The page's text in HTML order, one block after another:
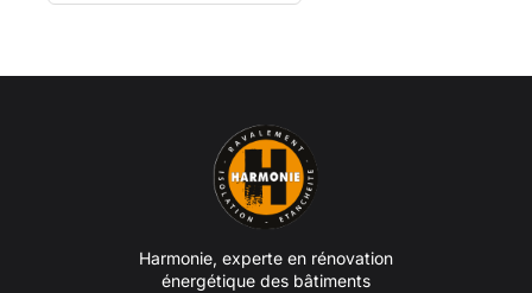
Harmonie, experte en rénovation
énergétique des bâtiments